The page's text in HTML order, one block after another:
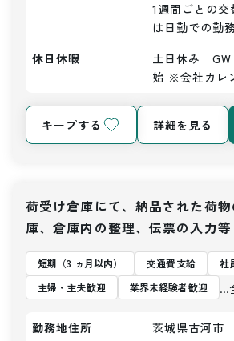
1週間ごとの
は日勤での勤
休日休暇
土日休み　
始 ※会社カレ
キープする 詳細を見る
荷受け倉庫にて、納品された荷
庫、倉庫内の整理、伝票の入力等
短期（3 ヵ月以内） 交通費支給
社
主婦・主夫歓迎
業界未経験者歓迎 ...
勤務地住所
茨城県古河市